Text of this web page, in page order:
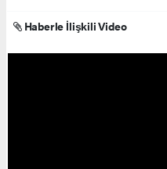
Haberle İlişkili Video